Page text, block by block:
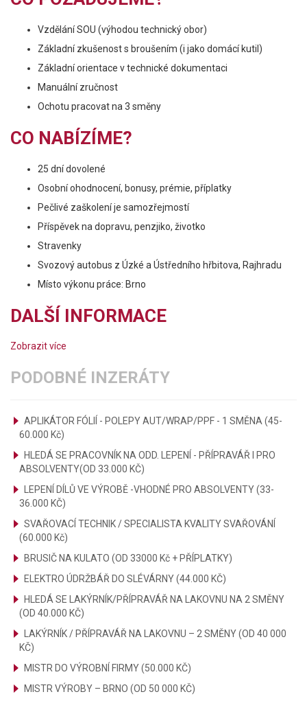
Vzdělání SOU (výhodou technický obor)
Základní zkušenost s broušením (i jako domácí kutil)
Základní orientace v technické dokumentaci
Manuální zručnost
Ochotu pracovat na 3 směny
CO NABÍZÍME?
25 dní dovolené
Osobní ohodnocení, bonusy, prémie, příplatky
Pečlivé zaškolení je samozřejmostí
Příspěvek na dopravu, penzjiko, životko
Stravenky
Svozový autobus z Úzké a Ústředního hřbitova, Rajhradu
Místo výkonu práce: Brno
DALŠÍ INFORMACE
Zobrazit více
PODOBNÉ INZERÁTY
APLIKÁTOR FÓLIÍ - POLEPY AUT/WRAP/PPF - 1 SMĚNA (45-
60.000 Kč)
HLEDÁ SE PRACOVNÍK NA ODD. LEPENÍ - PŘÍPRAVÁŘ I PRO
ABSOLVENTY(OD 33.000 KČ)
LEPENÍ DÍLŮ VE VÝROBĚ -VHODNÉ PRO ABSOLVENTY (33-
36.000 KČ)
SVAŘOVACÍ TECHNIK / SPECIALISTA KVALITY SVAŘOVÁNÍ
(60.000 Kč)
BRUSIČ NA KULATO (OD 33000 Kč + PŘÍPLATKY)
ELEKTRO ÚDRŽBÁŘ DO SLÉVÁRNY (44.000 KČ)
HLEDÁ SE LAKÝRNÍK/PŘÍPRAVÁŘ NA LAKOVNU NA 2 SMĚNY
(OD 40.000 KČ)
LAKÝRNÍK / PŘÍPRAVÁŘ NA LAKOVNU – 2 SMĚNY (OD 40 000
KČ)
MISTR DO VÝROBNÍ FIRMY (50.000 KČ)
MISTR VÝROBY – BRNO (OD 50 000 KČ)